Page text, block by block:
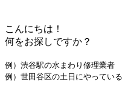
こんにちは！
何をお探しですか？
例）渋谷駅の水まわり修理業者
例）世田谷区の土日にやってい